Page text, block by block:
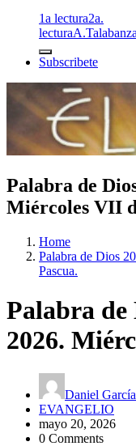
1a lectura2a.
lecturaA.T
Subscribete
Palabra de
Miércoles VII
Home
Palabra de Dios
Pascua.
Palabra de
2026.
Daniel
EVANGELIO
mayo 20, 2026
0 Comments